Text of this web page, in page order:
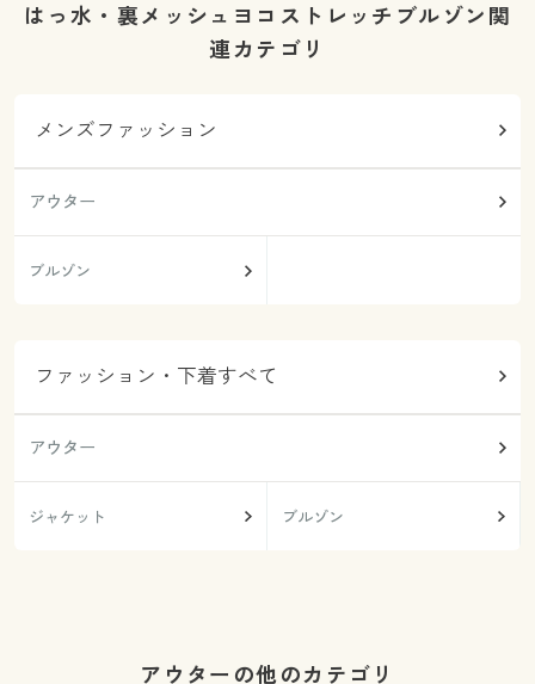
はっ水・裏メッシュヨコストレッチブルゾン関
連カテゴリ
メンズファッション
アウター
ブルゾン
ファッション・下着すべて
アウター
ジャケット ブルゾン
アウターの他のカテゴリ